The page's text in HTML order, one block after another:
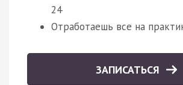
24
Отработаешь все на
ЗАПИСАТЬСЯ